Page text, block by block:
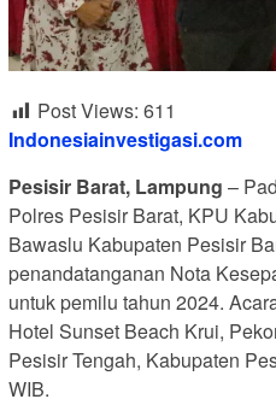
Post Views: 611
Indonesiainvestigasi.com
Pesisir Barat, Lampung –
Polres Pesisir Barat, KPU
Bawaslu Kabupaten Pesisir
penandatanganan Nota
untuk pemilu tahun 2024.
Hotel Sunset Beach Krui,
Pesisir Tengah, Kabupaten
WIB.